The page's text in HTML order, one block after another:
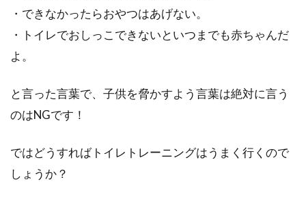
・できなかったらおやつはあげない。
・トイレでおしっこできないといつまでも赤ちゃんだ
よ。
と言った言葉で、子供を脅かすよう言葉は絶対に言う
のはNGです！
ではどうすればトイレトレーニングはうまく行くので
しょうか？